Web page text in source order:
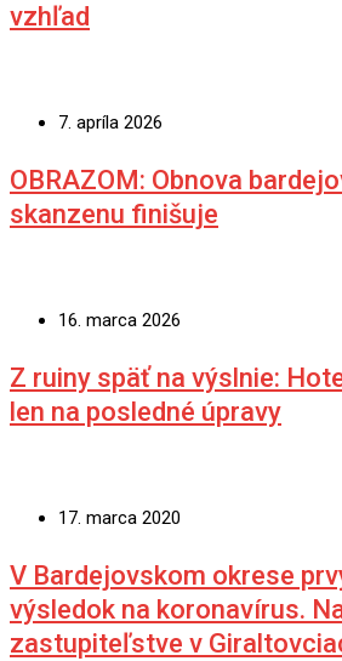
vzhľad
7. apríla 2026
OBRAZOM: Obnova
skanzenu finišuje
16. marca 2026
Z ruiny späť na výslnie:
len na posledné úpravy
17. marca 2020
V Bardejovskom okrese
výsledok na koronavírus.
zastupiteľstve v